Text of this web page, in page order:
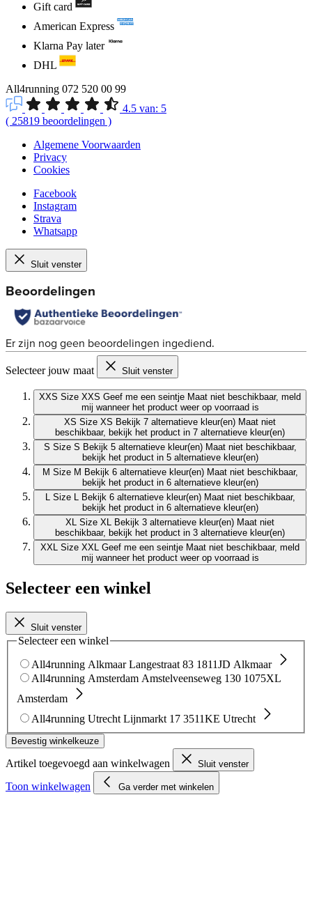
Gift card
American Express
Klarna Pay later
DHL
All4running 072 520 00 99
4.5 van: 5
( 25819 beoordelingen )
Algemene Voorwaarden
Privacy
Cookies
Facebook
Instagram
Strava
Whatsapp
Sluit venster
Selecteer jouw maat Sluit venster
XXS Size XXS Geef me een seintje Maat niet beschikbaar, meld
mij wanneer het product weer op voorraad is
XS Size XS Bekijk 7 alternatieve kleur(en) Maat niet
beschikbaar, bekijk het product in 7 alternatieve kleur(en)
S Size S Bekijk 5 alternatieve kleur(en) Maat niet beschikbaar,
bekijk het product in 5 alternatieve kleur(en)
M Size M Bekijk 6 alternatieve kleur(en) Maat niet beschikbaar,
bekijk het product in 6 alternatieve kleur(en)
Size L Bekijk 6 alternatieve kleur(en) Maat niet beschikbaar,
bekijk het product in 6 alternatieve kleur(en)
XL
Size XL Bekijk 3 alternatieve kleur(en) Maat niet
beschikbaar, bekijk het product in 3 alternatieve kleur(en)
XXL
Size XXL Geef me een seintje Maat niet beschikbaar, meld
mij wanneer het product weer op voorraad is
Selecteer een winkel
Sluit venster
Selecteer een winkel
All4running Alkmaar Langestraat 83 1811JD Alkmaar
All4running Amsterdam Amstelveenseweg 130 1075XL
Amsterdam
All4running Utrecht Lijnmarkt 17 3511KE Utrecht
Bevestig winkelkeuze
Artikel toegevoegd aan winkelwagen Sluit venster
Toon winkelwagen Ga verder met winkelen